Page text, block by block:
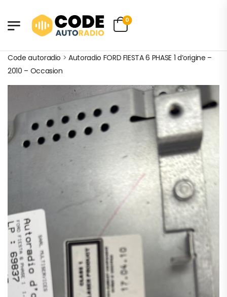
0
Code autoradio >Autoradio FORD FIESTA 6 PHASE 1 d’origine –
2010 – Occasion